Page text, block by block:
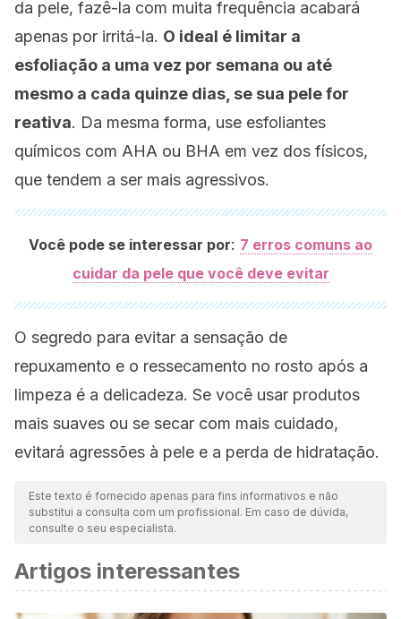
da pele, fazê-la com muita frequência acabará
apenas por irritá-la. O ideal é limitar a
esfoliação a uma vez por semana ou até
mesmo a cada quinze dias, se sua pele for
reativa. Da mesma forma, use esfoliantes
químicos com AHA ou BHA em vez dos físicos,
que tendem a ser mais agressivos.
Você pode se interessar por: 7 erros comuns ao
cuidar da pele que você deve evitar
O segredo para evitar a sensação de
repuxamento e o ressecamento no rosto após a
limpeza é a delicadeza. Se você usar produtos
mais suaves ou se secar com mais cuidado,
evitará agressões à pele e a perda de hidratação.
Este texto é fornecido apenas para fins informativos e não
substitui a consulta com um profissional. Em caso de dúvida,
consulte o seu especialista.
Artigos interessantes